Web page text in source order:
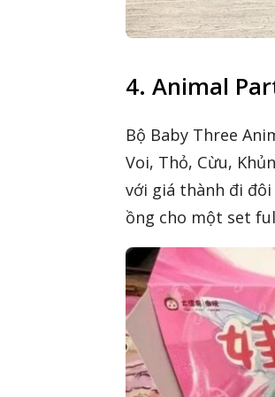
4. Animal
Bộ Baby Three
Voi, Thỏ, Cừu,
với giá thành đi đôi
ồng cho một set